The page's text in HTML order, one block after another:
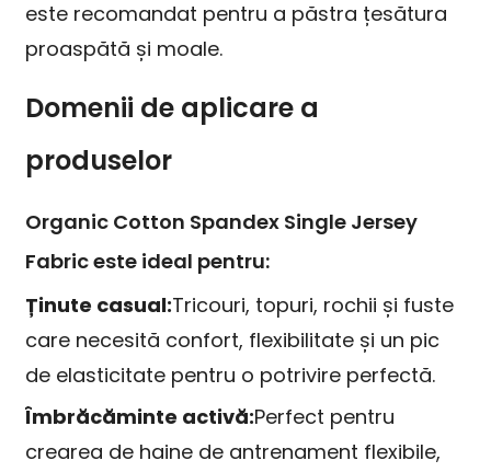
este recomandat pentru a păstra țesătura
proaspătă și moale.
Domenii de aplicare a
produselor
Organic Cotton Spandex Single Jersey
Fabric este ideal pentru:
Ținute casual:Tricouri, topuri, rochii și fuste
care necesită confort, flexibilitate și un pic
de elasticitate pentru o potrivire perfectă.
Îmbrăcăminte activă:Perfect pentru
crearea de haine de antrenament flexibile,